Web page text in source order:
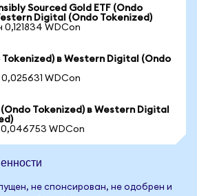
Sourced Gold ETF (Ondo
Digital (Ondo Tokenized)
0,121834 WDCon
Tokenized) в Western Digital (Ondo
0,025631 WDCon
Tokenized) в Western Digital
0,046753 WDCon
не спонсирован, не одобрен и